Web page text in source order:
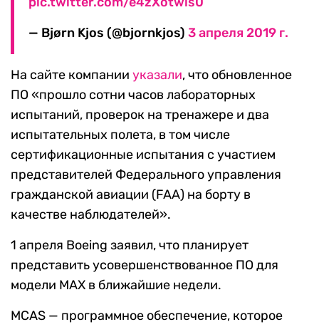
— Bjørn Kjos (@bjornkjos) 3 апреля 2019 г.
На сайте компании указали, что обновленное
ПО «прошло сотни часов лабораторных
испытаний, проверок на тренажере и два
испытательных полета, в том числе
сертификационные испытания с участием
представителей Федерального управления
гражданской авиации (FAA) на борту в
качестве наблюдателей».
1 апреля Boeing заявил, что планирует
представить усовершенствованное ПО для
модели MAX в ближайшие недели.
MCAS — программное обеспечение, которое